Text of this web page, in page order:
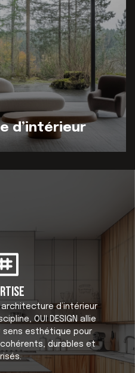
d’intérieur
architecture d’intérieur
OUI DESIGN allie
esthétique pour
durables et